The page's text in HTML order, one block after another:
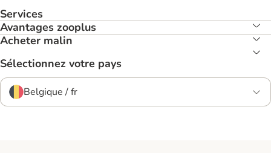
Services
Avantages zooplus
Acheter malin
Sélectionnez votre pays
Belgique / fr